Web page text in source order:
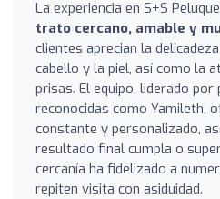
La experiencia en S+S
trato cercano, amable y
clientes aprecian la
cabello y la piel, así como la
prisas. El equipo, liderado
reconocidas como Yamileth,
constante y personalizado,
resultado final cumpla o
cercanía ha fidelizado a
repiten visita con asiduidad.